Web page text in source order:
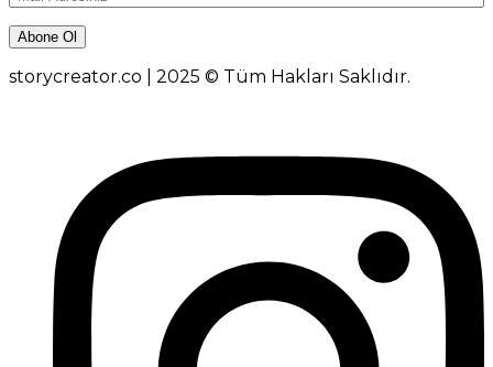
storycreator.co | 2025 © Tüm Hakları Saklıdır.